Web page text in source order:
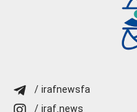
/ irafnewsfa